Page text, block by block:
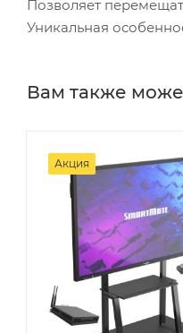
Позволяет
Уникальная
Вам также
Акция